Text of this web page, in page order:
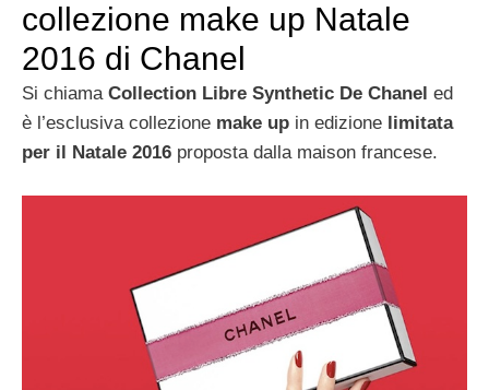
collezione make up Natale
2016 di Chanel
Si chiama Collection Libre Synthetic De Chanel ed
è l’esclusiva collezione make up in edizione limitata
per il Natale 2016 proposta dalla maison francese.